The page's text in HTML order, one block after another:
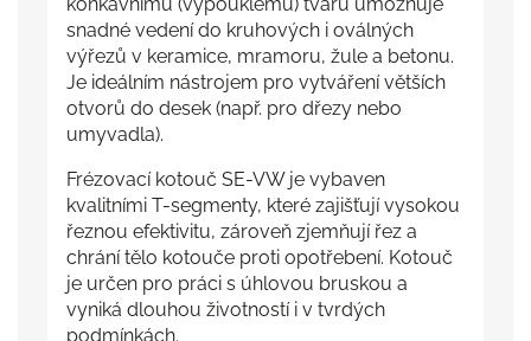
snadné vedení do kruhových i oválných
výřezů v keramice, mramoru, žule a betonu.
Je ideálním nástrojem pro vytváření větších
otvorů do desek (např. pro dřezy nebo
umyvadla).
Frézovací kotouč SE-VW je vybaven
kvalitními T-segmenty, které zajišťují vysokou
řeznou efektivitu, zároveň zjemňují řez a
chrání tělo kotouče proti opotřebení. Kotouč
je určen pro práci s úhlovou bruskou a
vyniká dlouhou životností i v tvrdých
podmínkách.